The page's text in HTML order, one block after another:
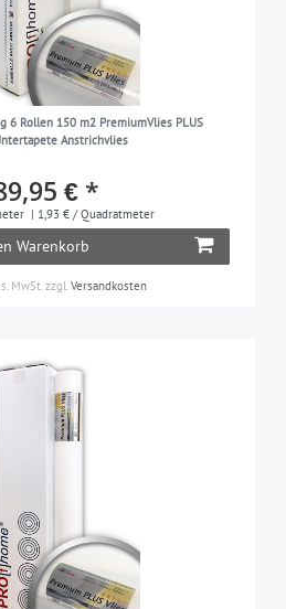
6 Rollen 150 m2 PremiumVlies PLUS
Anstrichvlies
€ *
| 1,93 € / Quadratmeter
Warenkorb
MwSt.zzgl.Versandkosten